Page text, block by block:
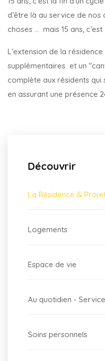
d’être là au service de
choses … mais 15 ans,
L’extension de la
supplémentaires et un
complète aux résidents
en assurant une présence
Découvrir
La Résidence &
Logements
Espace de vie
Au quotidien -
Soins personnels